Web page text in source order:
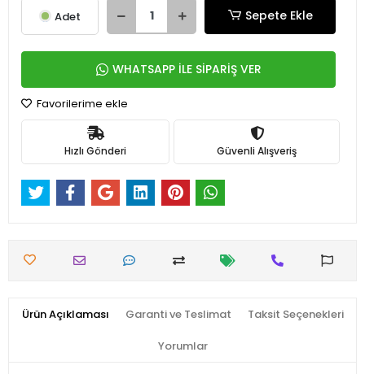
Adet Sepete Ekle
WHATSAPP İLE SİPARİŞ VER
Favorilerime ekle
Hızlı Gönderi Güvenli Alışveriş
Ürün Açıklaması Garanti ve Teslimat Taksit Seçenekleri
Yorumlar